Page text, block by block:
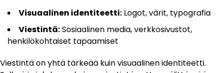
Visuaalinen identiteetti: Logot, värit, typografia
Viestintä:Sosiaalinen media, verkkosivustot,
henkilökohtaiset tapaamiset
Viestintä on yhtä tärkeää kuin visuaalinen identiteetti.